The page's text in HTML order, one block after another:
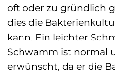
oft oder zu gründlich
dies die
kann. Ein leichter
Schwamm ist normal
erwünscht, da er die